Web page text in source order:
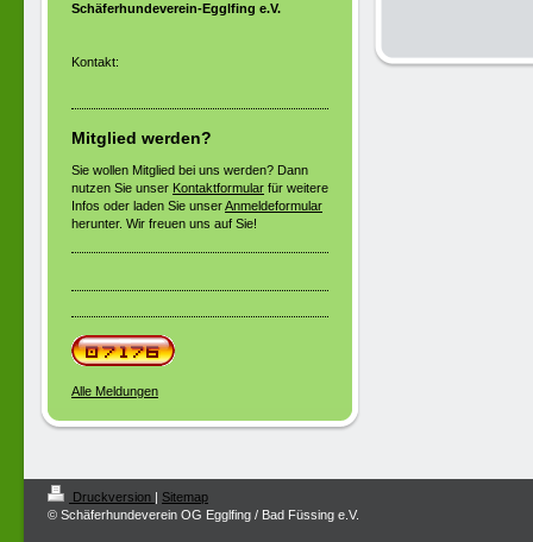
Schäferhundeverein-Egglfing e.V.
Kontakt:
Mitglied werden?
Sie wollen Mitglied bei uns werden? Dann
nutzen Sie unser Kontaktformular für weitere
Infos oder laden Sie unserAnmeldeformular
herunter. Wir freuen uns auf Sie!
Alle Meldungen
Druckversion | Sitemap
© Schäferhundeverein OG Egglfing / Bad Füssing e.V.